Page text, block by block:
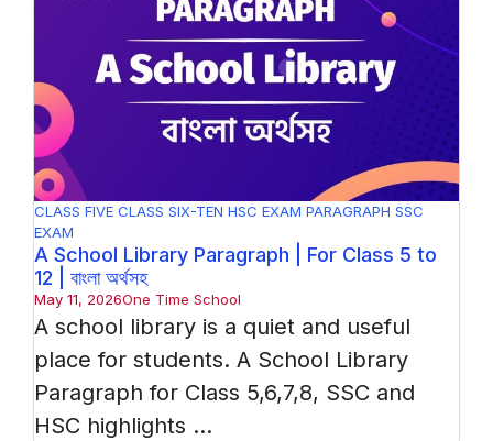
CLASS FIVE CLASS SIX-TEN HSC EXAM PARAGRAPH SSC
EXAM
A School Library Paragraph | For Class 5 to
12 | বাংলা অর্থসহ
May 11, 2026One Time School
A school library is a quiet and useful
place for students. A School Library
Paragraph for Class 5,6,7,8, SSC and
HSC highlights ...